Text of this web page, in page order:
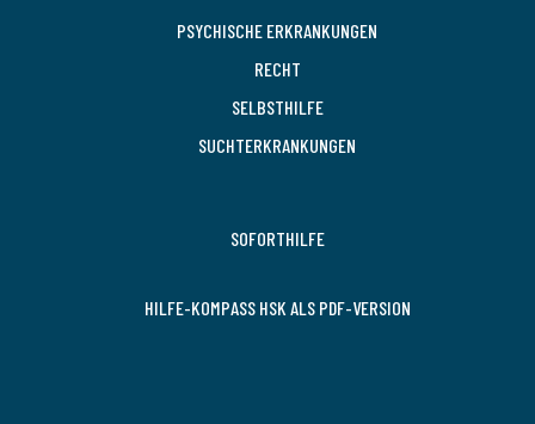
PSYCHISCHE ERKRANKUNGEN
RECHT
SELBSTHILFE
SUCHTERKRANKUNGEN
SOFORTHILFE
HILFE-KOMPASS HSK ALS PDF-VERSION